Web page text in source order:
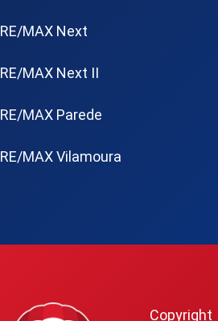
RE/MAX Next
RE/MAX Next II
RE/MAX Parede
RE/MAX Vilamoura
Copyright